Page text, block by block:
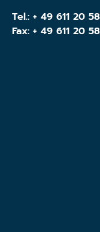
Tel.: + 49 611 20
Fax: + 49 611 20